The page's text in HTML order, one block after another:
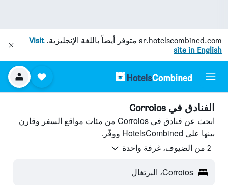
ar.hotelscombined.com متوفر أيضاً باللغة الإنجليزية.Visit
site in English
الفنادق في Corroios
ابحث عن فنادق في Corroios من مئات مواقع السفر وقارن
بينها على HotelsCombined ووفّر.
2 من الضيوف، غرفة واحدة
Corroios، البرتغال